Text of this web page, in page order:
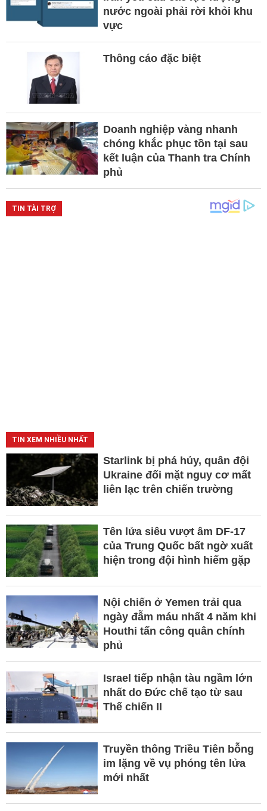
nước ngoài phải rời khỏi khu
vực
Thông cáo đặc biệt
Doanh nghiệp vàng nhanh
chóng khắc phục tồn tại sau
kết luận của Thanh tra Chính
phủ
TIN XEM NHIỀU NHẤT
Starlink bị phá hủy, quân đội
Ukraine đối mặt nguy cơ mất
liên lạc trên chiến trường
Tên lửa siêu vượt âm DF-17
của Trung Quốc bất ngờ xuất
hiện trong đội hình hiếm gặp
Nội chiến ở Yemen trải qua
ngày đẫm máu nhất 4 năm khi
Houthi tấn công quân chính
phủ
Israel tiếp nhận tàu ngầm lớn
nhất do Đức chế tạo từ sau
Thế chiến II
Truyền thông Triều Tiên bỗng
im lặng về vụ phóng tên lửa
mới nhất